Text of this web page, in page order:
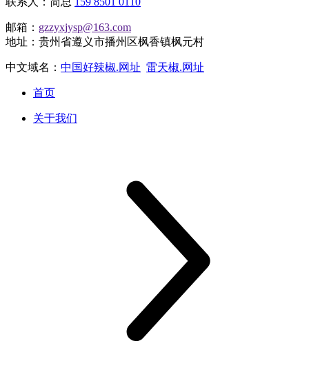
邮箱： gzzyxjysp@163.com
地址：贵州省遵义市播州区枫香镇枫元村
中文域名： 中国好辣椒.网址 雷天椒.网址
首页
关于我们